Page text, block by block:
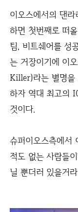
이오스에서의 댄
하면 첫번째로 떠
팀, 비트쉐어를 성
는 거장이기에 이
Killer)라는 별명을
하자 역대 최고의
것이다.
슈퍼이오스측에서
적도 없는 사람들
닐 뿐더러 있을거